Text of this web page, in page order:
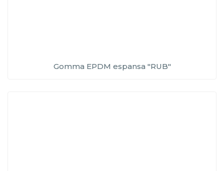
Gomma EPDM espansa "RUB"